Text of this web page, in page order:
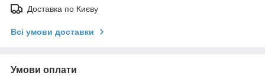
Доставка по Києву
Всі умови доставки
Умови оплати